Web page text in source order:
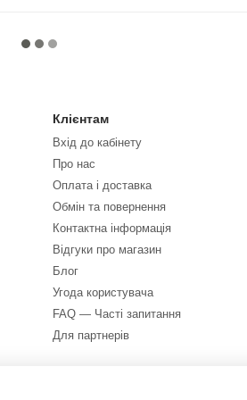
Клієнтам
Вхід до кабінету
Про нас
Оплата і доставка
Обмін та повернення
Контактна інформація
Відгуки про магазин
Блог
Угода користувача
FAQ — Часті запитання
Для партнерів